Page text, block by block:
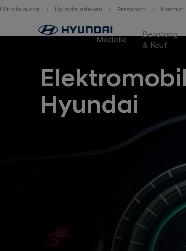
Händlersuche Hyundai erleben Pressroom Kontakt
Logo
Hyundai
Switzerland
Modelle
Beratung
& Kauf
Hyundai